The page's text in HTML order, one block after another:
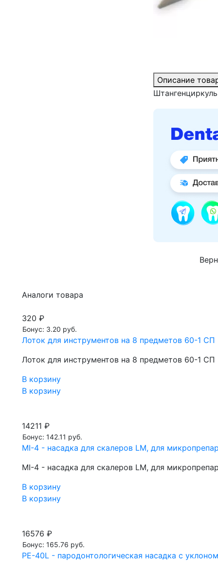
Описание
Штангенциркуль
Аналоги товара
320 ₽
Бонус: 3.20 руб.
Лоток для инструментов на 8 предметов 60-1 СП
Лоток для инструментов на 8 предметов 60-1 СП
В корзину
В корзину
14211 ₽
Бонус: 142.11 руб.
MI-4 - насадка для скалеров LM, для
MI-4 - насадка для скалеров LM, для
В корзину
В корзину
16576 ₽
Бонус: 165.76 руб.
PE-40L - пародонтологическая насадка с